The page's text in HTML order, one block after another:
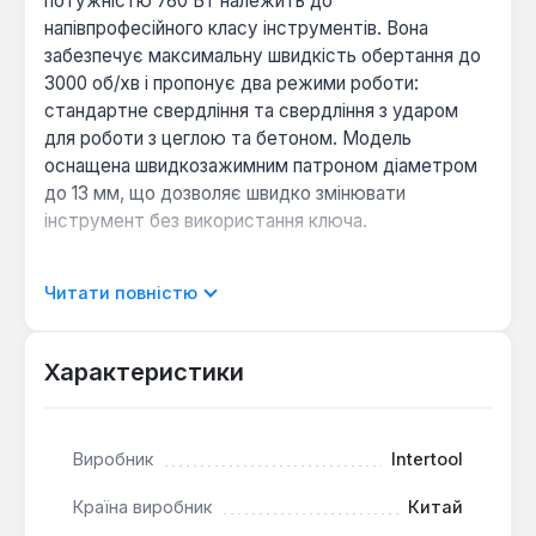
напівпрофесійного класу інструментів. Вона
забезпечує максимальну швидкість обертання до
3000 об/хв і пропонує два режими роботи:
стандартне свердління та свердління з ударом
для роботи з цеглою та бетоном. Модель
оснащена швидкозажимним патроном діаметром
до 13 мм, що дозволяє швидко змінювати
інструмент без використання ключа.
Контроль глибини:
серійних робіт.
баланс і контроль інструмента, а також
корпусі.
Читати повністю
Характеристики
Виробник Intertool
Країна виробник Китай